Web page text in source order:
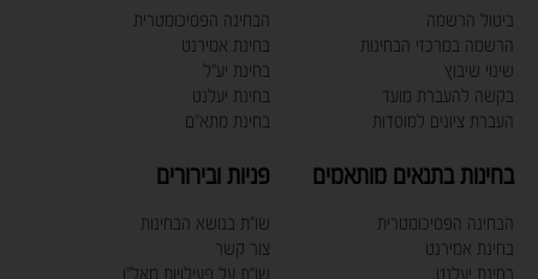
ביטול הרשמה
הרשמה במרכזי הבחינות
שינוי שיבוץ
בקשה להעברת מועד
העברת ציונים למוסדות
הבחינה הפסיכומטרית
בחינת אמירנט
בחינת יע"ל
בחינת יעלנט
בחינת מתא"ם
בחינות בתנאים מותאמים
הבחינה הפסיכומטרית
בחינת אמירנט
בחינת יעלנט
פניות ובירורים
שו"ת בנושא הבחינות
צור קשר
שו"ת על פעילויות מאל"ו